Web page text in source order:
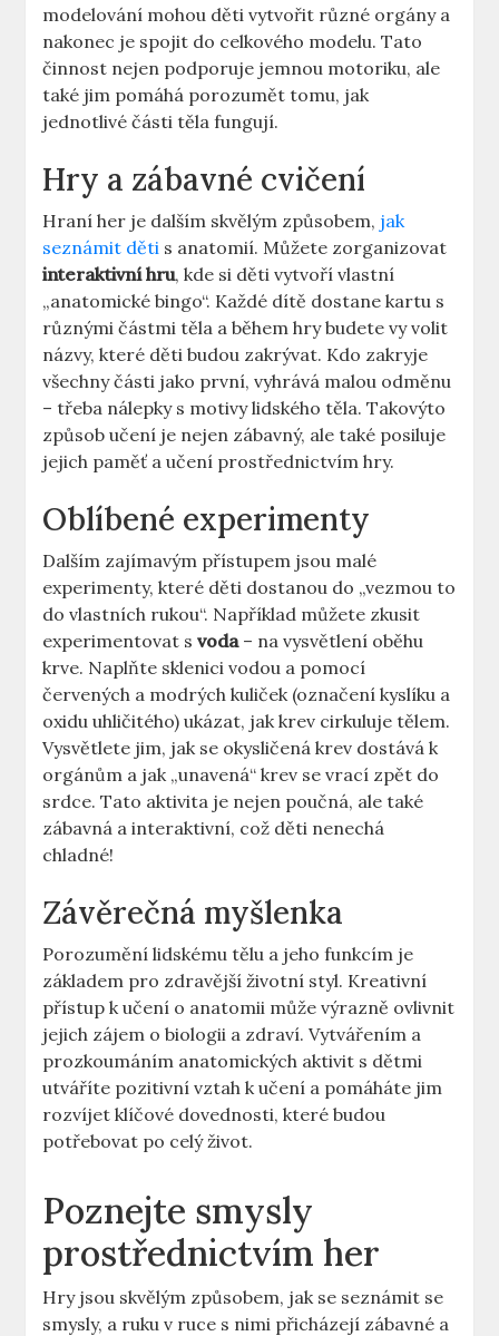
modelování mohou ⁤děti vytvořit různé orgány a
nakonec je spojit do⁤ celkového ​modelu. Tato
činnost ⁤nejen podporuje jemnou motoriku, ale
⁣také⁢ jim ⁢pomáhá ‍porozumět tomu, jak
jednotlivé části⁤ těla fungují.
Hry a zábavné cvičení
Hraní her⁣ je dalším⁤ skvělým způsobem, jak
seznámit děti s anatomií. Můžete zorganizovat⁣
interaktivní⁣ hru, kde si děti vytvoří⁤ vlastní
‍„anatomické bingo“. Každé dítě dostane​ kartu s
různými ⁢částmi těla a⁤ během hry ⁤budete vy volit
názvy, které ⁤děti budou zakrývat. Kdo ​zakryje
všechny části jako první, vyhrává malou odměnu
–​ třeba nálepky s motivy ​lidského ⁤těla. Takovýto
způsob ‍učení ⁣je ‌nejen‌ zábavný, ale také posiluje‍
jejich ​paměť a učení‌ prostřednictvím hry.
Oblíbené ‍experimenty
Dalším ​zajímavým přístupem ​jsou malé
⁢experimenty, které děti dostanou do⁣ „vezmou to
do⁤ vlastních rukou“.⁤ Například můžete zkusit
experimentovat svoda– na vysvětlení oběhu
krve. Naplňte sklenici⁣ vodou a pomocí
‍červených a modrých kuliček ‍(označení‌ kyslíku a
oxidu uhličitého) ukázat, ⁤jak⁤ krev cirkuluje tělem.
Vysvětlete jim, jak se okysličená krev dostává k⁢
orgánům a jak „unavená“‍ krev se vrací zpět do
srdce. Tato⁢ aktivita je nejen poučná,​ ale⁢ také
zábavná a interaktivní, což děti‍ nenechá
‍chladné!
Závěrečná myšlenka
Porozumění lidskému tělu a jeho funkcím je
základem pro zdravější životní styl. Kreativní‌
přístup k učení o⁣ anatomii může výrazně‍ ovlivnit‌
jejich‍ zájem‍ o biologii a zdraví. Vytvářením a⁢
prozkoumáním anatomických ⁣aktivit s‍ dětmi
utváříte pozitivní vztah‍ k‍ učení ⁤a ⁢pomáháte jim
rozvíjet⁤ klíčové dovednosti, které budou
⁤potřebovat po‌ celý​ život.
Poznejte smysly
prostřednictvím ‍her
Hry jsou skvělým způsobem, jak se seznámit se
smysly,‌ a ruku v ruce‌ s ‌nimi přicházejí zábavné a